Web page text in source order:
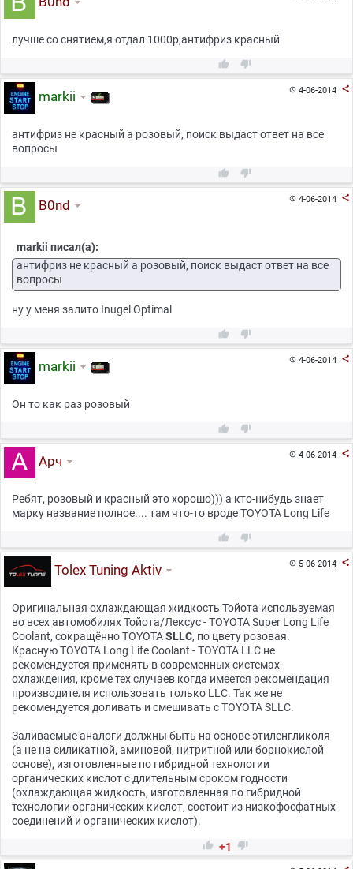
лучше со снятием,я отдал 1000р,антифриз красный
 
4-06-2014 
markii
антифриз не красный а розовый, поиск выдаст ответ на все
вопросы
 
4-06-2014 
B0nd
markii писал(а):
антифриз не красный а розовый, поиск выдаст ответ на все
вопросы
ну у меня залито Inugel Optimal
 
4-06-2014 
markii
Он то как раз розовый
 
4-06-2014 
Арч
Ребят, розовый и красный это хорошо))) а кто-нибудь знает
марку название полное.... там что-то вроде TOYOTA Long Life
 
5-06-2014 
Tolex Tuning Aktiv
Оригинальная охлаждающая жидкость Тойота используемая
во всех автомобилях Тойота/Лексус - TOYOTA Super Long Life
Coolant, сокращённо TOYOTASLLC, по цвету розовая.
Красную TOYOTA Long Life Coolant - TOYOTA LLC не
рекомендуется применять в современных системах
охлаждения, кроме тех случаев когда имеется рекомендация
производителя использовать только LLC. Так же не
рекомендуется доливать и смешивать с TOYOTA SLLC.
Заливаемые аналоги должны быть на основе этиленгликоля
(а не на силикатной, аминовой, нитритной или борнокислой
основе), изготовленные по гибридной технологии
органических кислот с длительным сроком годности
(охлаждающая жидкость, изготовленная по гибридной
технологии органических кислот, состоит из низкофосфатных
соединений и органических кислот).
 +1 